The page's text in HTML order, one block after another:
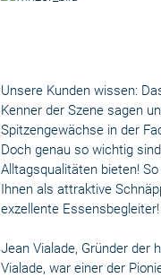
Unsere Kunden wissen:
Kenner der Szene sagen
Spitzengewächse in der
Doch genau so wichtig
Alltagsqualitäten bieten!
Ihnen als attraktive
exzellente Essensbegleiter!
Jean Vialade, Gründer der
Vialade, war einer der